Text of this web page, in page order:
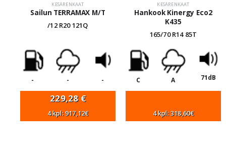
KESÄRENKAAT
Sailun TERRAMAX M/T
/12 R20 121Q
- - -
229,28 €
4 kpl: 917,12€
KESÄRENKAAT
Hankook Kinergy Eco2
K435
165/70 R14 85T
C A 71dB
4 kpl: 318,60€